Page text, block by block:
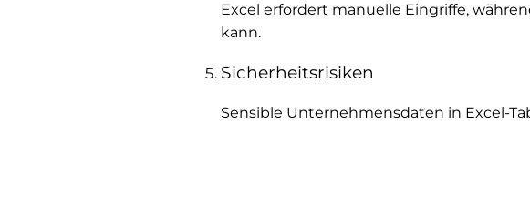
Excel erfordert manuelle Eingriffe,
kann.
Sicherheitsrisiken
Sensible Unternehmensdaten in Excel-